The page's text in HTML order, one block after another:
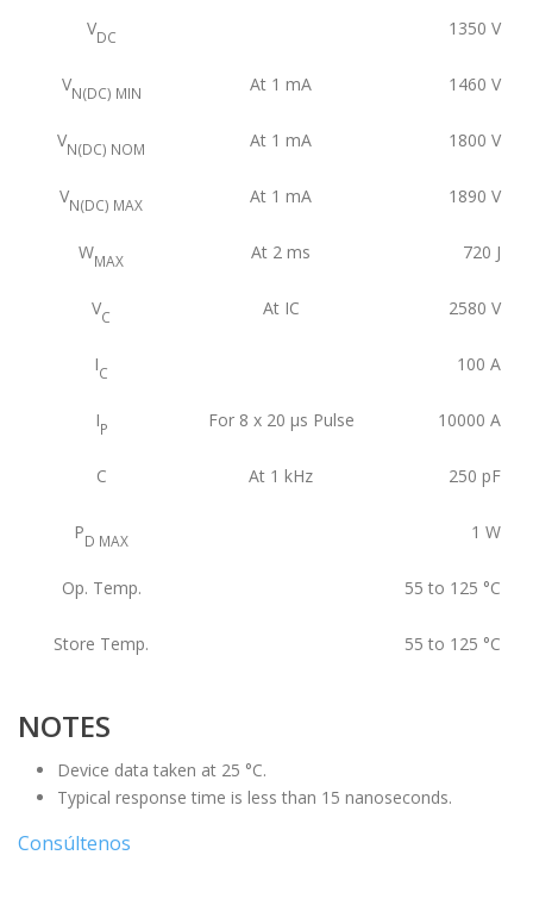
VDC 1350 V
VN(DC) MIN At 1 mA 1460 V
VN(DC) NOM At 1 mA 1800 V
VN(DC) MAX At 1 mA 1890 V
WMAX At 2 ms 720 J
VC At IC 2580 V
IC 100 A
IP For 8 x 20 μs Pulse 10000 A
C At 1 kHz 250 pF
PD MAX 1 W
Op. Temp. 55 to 125 °C
Store Temp. 55 to 125 °C
NOTES
Device data taken at 25 °C.
Typical response time is less than 15 nanoseconds.
Consúltenos